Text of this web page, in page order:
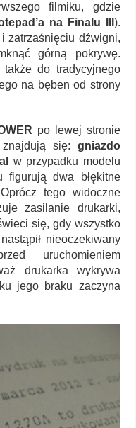
filmiku, gdzie
na Finalu III ).
zatrzaśnięciu dźwigni,
górną pokrywę.
do tradycyjnego
na bęben od strony
po lewej stronie
się: gniazdo
w przypadku modelu
figurują dwa błękitne
tego widoczne
zasilanie drukarki,
się, gdy wszystko
nieoczekiwany
uruchomieniem
drukarka wykrywa
jego braku zaczyna